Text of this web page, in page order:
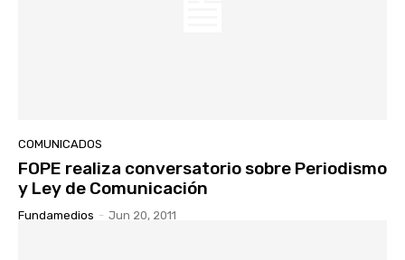
COMUNICADOS
FOPE realiza conversatorio sobre Periodismo
y Ley de Comunicación
Fundamedios - Jun 20, 2011